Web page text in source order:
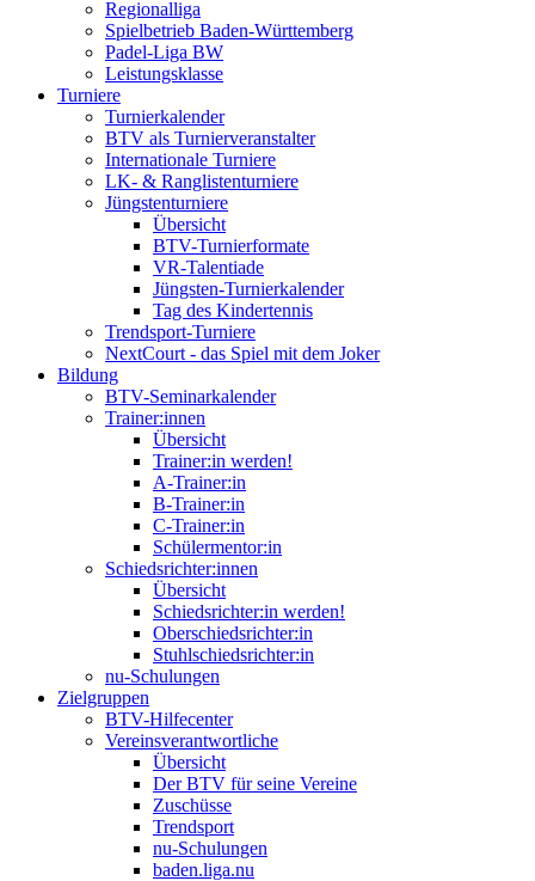
Regionalliga
Spielbetrieb Baden-Württemberg
Padel-Liga BW
Leistungsklasse
Turniere
Turnierkalender
BTV als Turnierveranstalter
Internationale Turniere
LK- & Ranglistenturniere
Jüngstenturniere
Übersicht
BTV-Turnierformate
VR-Talentiade
Jüngsten-Turnierkalender
Tag des Kindertennis
Trendsport-Turniere
NextCourt - das Spiel mit dem Joker
Bildung
BTV-Seminarkalender
Trainer:innen
Übersicht
Trainer:in werden!
A-Trainer:in
B-Trainer:in
C-Trainer:in
Schülermentor:in
Schiedsrichter:innen
Übersicht
Schiedsrichter:in werden!
Oberschiedsrichter:in
Stuhlschiedsrichter:in
nu-Schulungen
Zielgruppen
BTV-Hilfecenter
Vereinsverantwortliche
Übersicht
Der BTV für seine Vereine
Zuschüsse
Trendsport
nu-Schulungen
baden.liga.nu